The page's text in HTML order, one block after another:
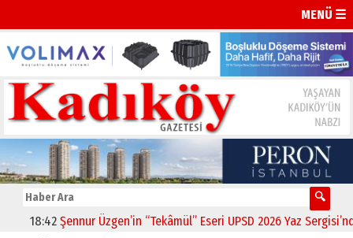
MENÜ ☰
18:42 Şennur Üzgen’in “Tekâmül” Eseri UPSD 2026 Yaz